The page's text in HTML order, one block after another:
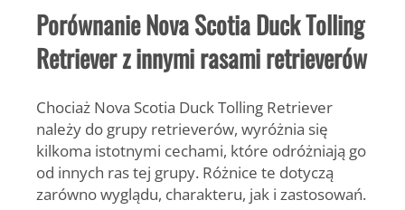
Porównanie Nova Scotia Duck Tolling
Retriever z innymi rasami retrieverów
Chociaż Nova Scotia Duck Tolling Retriever
należy do grupy retrieverów, wyróżnia się
kilkoma istotnymi cechami, które odróżniają go
od innych ras tej grupy. Różnice te dotyczą
zarówno wyglądu, charakteru, jak i zastosowań.